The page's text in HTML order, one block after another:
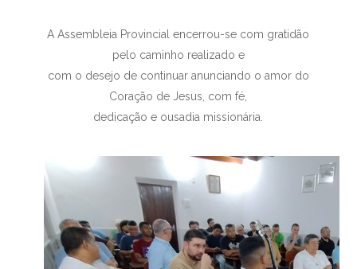
A Assembleia Provincial encerrou-se com gratidão
pelo caminho realizado e
com o desejo de continuar anunciando o amor do
Coração de Jesus, com fé,
dedicação e ousadia missionária.